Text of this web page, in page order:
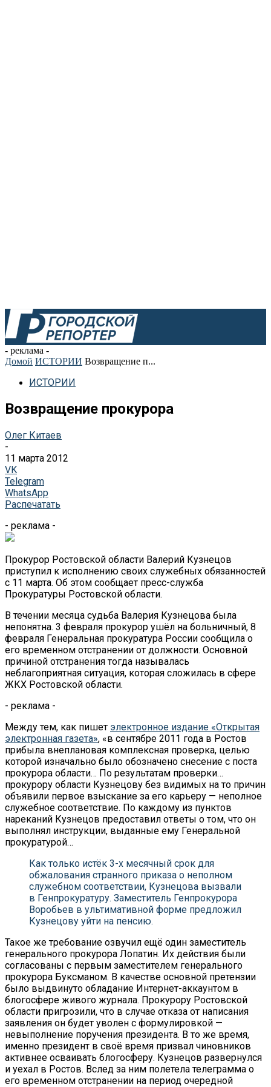
- реклама -
Домой ИСТОРИИ Возвращение п...
ИСТОРИИ
Возвращение прокурора
Олег Китаев
-
11 марта 2012
VK
Telegram
WhatsApp
Распечатать
- реклама -
Прокурор Ростовской области Валерий Кузнецов
приступил к исполнению своих служебных обязанностей
с 11 марта. Об этом сообщает пресс-служба
Прокуратуры Ростовской области.
В течении месяца судьба Валерия Кузнецова была
непонятна. 3 февраля прокурор ушёл на больничный, 8
февраля Генеральная прокуратура России сообщила о
его временном отстранении от должности. Основной
причиной отстранения тогда называлась
неблагоприятная ситуация, которая сложилась в сфере
ЖКХ Ростовской области.
- реклама -
Между тем, как пишет электронное издание «Открытая
электронная газета», «в сентябре 2011 года в Ростов
прибыла внеплановая комплексная проверка, целью
которой изначально было обозначено снесение с поста
прокурора области… По результатам проверки…
прокурору области Кузнецову без видимых на то причин
объявили первое взыскание за его карьеру — неполное
служебное соответствие. По каждому из пунктов
нареканий Кузнецов предоставил ответы о том, что он
выполнял инструкции, выданные ему Генеральной
прокуратурой…
Как только истёк 3-х месячный срок для
обжалования странного приказа о неполном
служебном соответствии, Кузнецова вызвали
в Генпрокуратуру. Заместитель Генпрокурора
Воробьев в ультимативной форме предложил
Кузнецову уйти на пенсию.
Такое же требование озвучил ещё один заместитель
генерального прокурора Лопатин. Их действия были
согласованы с первым заместителем генерального
прокурора Буксманом. В качестве основной претензии
было выдвинуто обладание Интернет-аккаунтом в
блогосфере живого журнала. Прокурору Ростовской
области пригрозили, что в случае отказа от написания
заявления он будет уволен с формулировкой —
невыполнение поручения президента. В то же время,
именно президент в своё время призвал чиновников
активнее осваивать блогосферу. Кузнецов развернулся
и уехал в Ростов. Вслед за ним полетела телеграмма о
его временном отстранении на период очередной